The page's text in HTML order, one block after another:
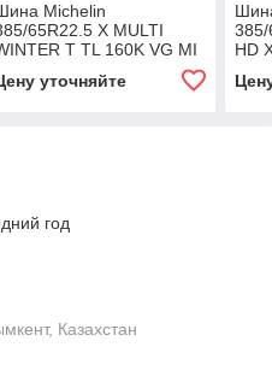
Michelin
65R22.5 X MULTI
T TL 160K VG MI
уточняйте
385/
HD
год
Казахстан